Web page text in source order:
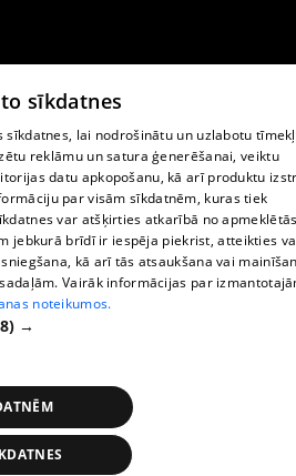
e-pasts -
sīkdatnes
lai nodrošinātu un uzlabotu
reklāmu un satura ģenerēšanai, veiktu
datu apkopošanu, kā arī produktu
par visām sīkdatnēm, kuras tiek
var atšķirties atkarībā no
jebkurā brīdī ir iespēja piekrist, atteikties
kā arī tās atsaukšana vai
Vairāk informācijas par
noteikumos.
→